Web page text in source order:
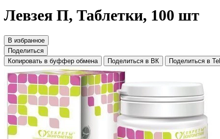
Левзея П, Таблетки, 100 шт
В избранное
Поделиться
Копировать в буффер обмена
Поделиться в ВК Поделиться в